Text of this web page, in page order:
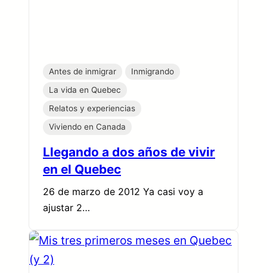
Antes de inmigrar
Inmigrando
La vida en Quebec
Relatos y experiencias
Viviendo en Canada
Llegando a dos años de vivir
en el Quebec
26 de marzo de 2012 Ya casi voy a
ajustar 2…